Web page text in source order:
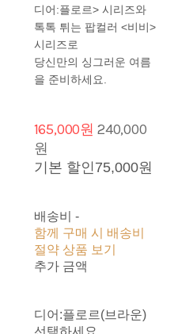
디어:플로르> 시리즈와
톡톡 튀는 팝컬러 <비비>
시리즈로
당신만의 싱그러운 여름
을 준비하세요.
165,000원 240,000
원
기본 할인75,000원
배송비 -
함께 구매 시 배송비
절약 상품 보기
추가 금액
디어:플로르(브라운)
선택하세요.